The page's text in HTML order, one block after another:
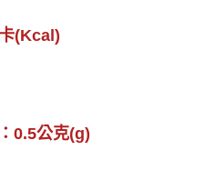
(Kcal)
0.5公克(g)